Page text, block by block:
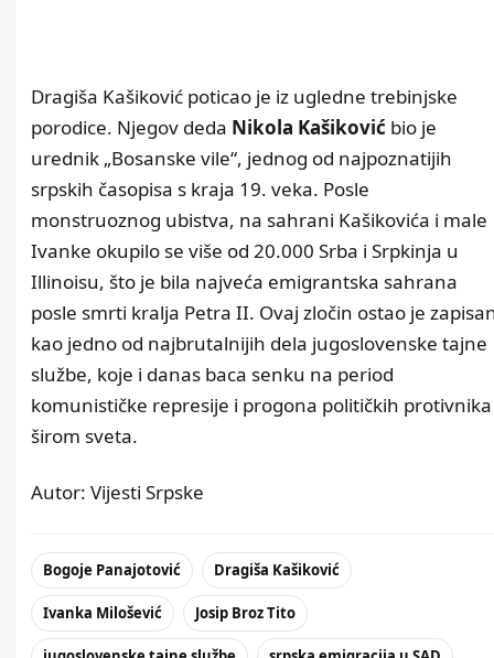
Dragiša Kašiković poticao je iz ugledne trebinjske
porodice. Njegov deda Nikola Kašiković bio je
urednik „Bosanske vile“, jednog od najpoznatijih
srpskih časopisa s kraja 19. veka. Posle
monstruoznog ubistva, na sahrani Kašikovića i male
Ivanke okupilo se više od 20.000 Srba i Srpkinja u
Illinoisu, što je bila najveća emigrantska sahrana
posle smrti kralja Petra II. Ovaj zločin ostao je
kao jedno od najbrutalnijih dela jugoslovenske tajne
službe, koje i danas baca senku na period
komunističke represije i progona političkih protivnika
širom sveta.
Autor: Vijesti Srpske
Bogoje Panajotović Dragiša Kašiković
Ivanka Milošević Josip Broz Tito